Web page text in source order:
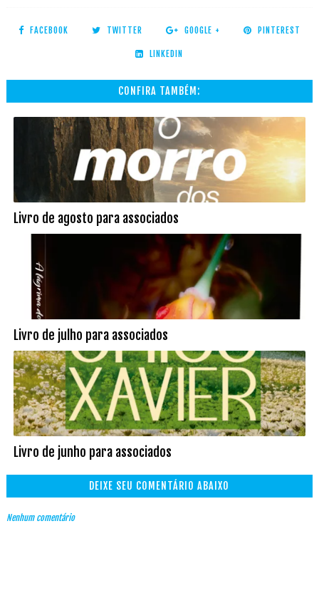
FACEBOOK TWITTER GOOGLE + PINTEREST
LINKEDIN
CONFIRA TAMBÉM:
Livro de agosto para associados
Livro de julho para associados
Livro de junho para associados
DEIXE SEU COMENTÁRIO ABAIXO
Nenhum comentário